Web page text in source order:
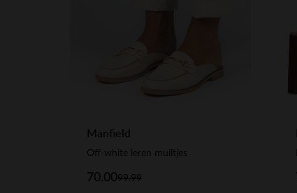
Manfield
Off-white leren muiltjes
99.99
70.00